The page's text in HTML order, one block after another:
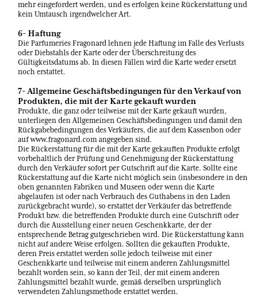
mehr eingefordert werden, und es erfolgen keine Rückerstattung und
kein Umtausch irgendwelcher Art.
6- Haftung
Die Parfumeries Fragonard lehnen jede Haftung im Falle des Verlusts
oder Diebstahls der Karte oder der Überschreitung des
Gültigkeitsdatums ab. In diesen Fällen wird die Karte weder ersetzt
noch erstattet.
7- Allgemeine Geschäftsbedingungen für den Verkauf von
Produkten, die mit der Karte gekauft wurden
Produkte, die ganz oder teilweise mit der Karte gekauft wurden,
unterliegen den Allgemeinen Geschäftsbedingungen und damit den
Rückgabebedingungen des Verkäufers, die auf dem Kassenbon oder
auf www.fragonard.com angegeben sind.
Die Rückerstattung für die mit der Karte gekauften Produkte erfolgt
vorbehaltlich der Prüfung und Genehmigung der Rückerstattung
durch den Verkäufer sofort per Gutschrift auf die Karte. Sollte eine
Rückerstattung auf die Karte nicht möglich sein (insbesondere in den
oben genannten Fabriken und Museen oder wenn die Karte
abgelaufen ist oder nach Verbrauch des Guthabens in den Laden
zurückgebracht wurde), so erstattet der Verkäufer das betreffende
Produkt bzw. die betreffenden Produkte durch eine Gutschrift oder
durch die Ausstellung einer neuen Geschenkkarte, der der
entsprechende Betrag gutgeschrieben wird. Die Rückerstattung kann
nicht auf andere Weise erfolgen. Sollten die gekauften Produkte,
deren Preis erstattet werden solle jedoch teilweise mit einer
Geschenkkarte und teilweise mit einem anderen Zahlungsmittel
bezahlt worden sein, so kann der Teil, der mit einem anderen
Zahlungsmittel bezahlt wurde, gemäß derselben ursprünglich
verwendeten Zahlungsmethode erstattet werden.